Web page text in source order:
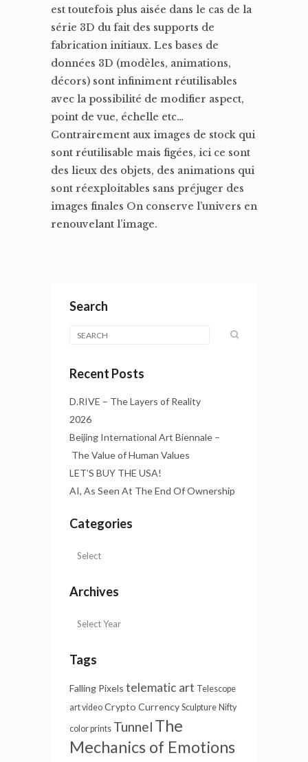
est toutefois plus aisée dans le cas de la
série 3D du fait des supports de
fabrication initiaux. Les bases de
données 3D (modèles, animations,
décors) sont infiniment réutilisables
avec la possibilité de modifier aspect,
point de vue, échelle etc…
Contrairement aux images de stock qui
sont réutilisable mais figées, ici ce sont
des lieux des objets, des animations qui
sont réexploitables sans préjuger des
images finales On conserve l’univers en
renouvelant l’image.
Search
Recent Posts
D.RIVE – The Layers of Reality
2026
Beijing International Art Biennale –
The Value of Human Values
LET’S BUY THE USA!
AI, As Seen At The End Of Ownership
Categories
Archives
Tags
Falling Pixels telematic art Telescope
art video Crypto Currency Sculpture Nifty
color prints Tunnel The
Mechanics of Emotions